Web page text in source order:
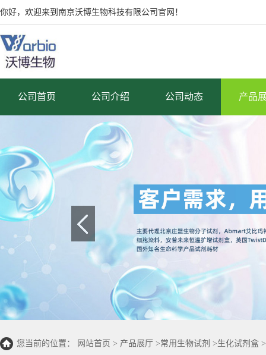
你好，欢迎来到南京沃博生物科技有限公司官网！
公司首页 公司介绍 公司动态 产品
您当前的位置： 网站首页 > 产品展厅 >常用生物试剂 >生化试剂盒 >